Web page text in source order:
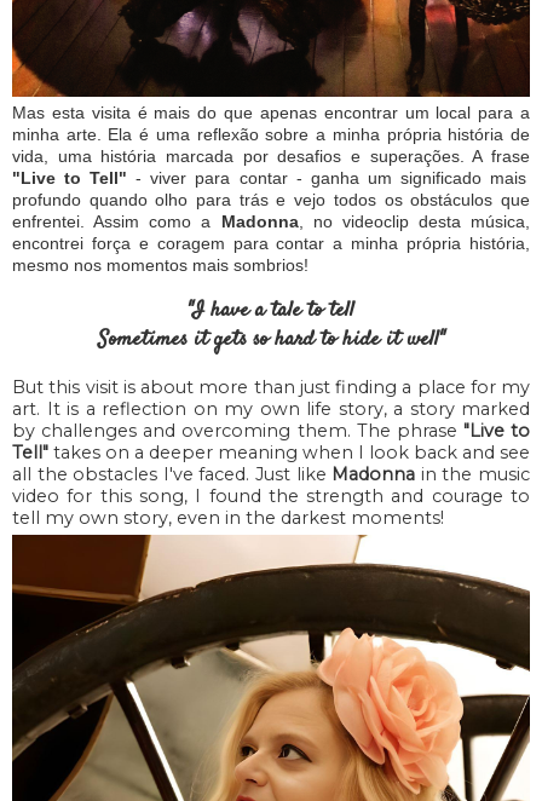
Mas esta visita é mais do que apenas encontrar um local para a
minha arte. Ela é uma reflexão sobre a minha própria história de
vida, uma história marcada por desafios e superações. A frase
"Live to Tell" - viver para contar - ganha um significado mais
profundo quando olho para trás e vejo todos os obstáculos que
enfrentei. Assim como a Madonna, no videoclip desta música,
encontrei força e coragem para contar a minha própria história,
mesmo nos momentos mais sombrios!
"I have a tale to tell
Sometimes it gets so hard to hide it well"
But this visit is about more than just finding a place for my
art. It is a reflection on my own life story, a story marked
by challenges and overcoming them. The phrase "Live to
Tell" takes on a deeper meaning when I look back and see
all the obstacles I've faced. Just like Madonna in the music
video for this song, I found the strength and courage to
tell my own story, even in the darkest moments!